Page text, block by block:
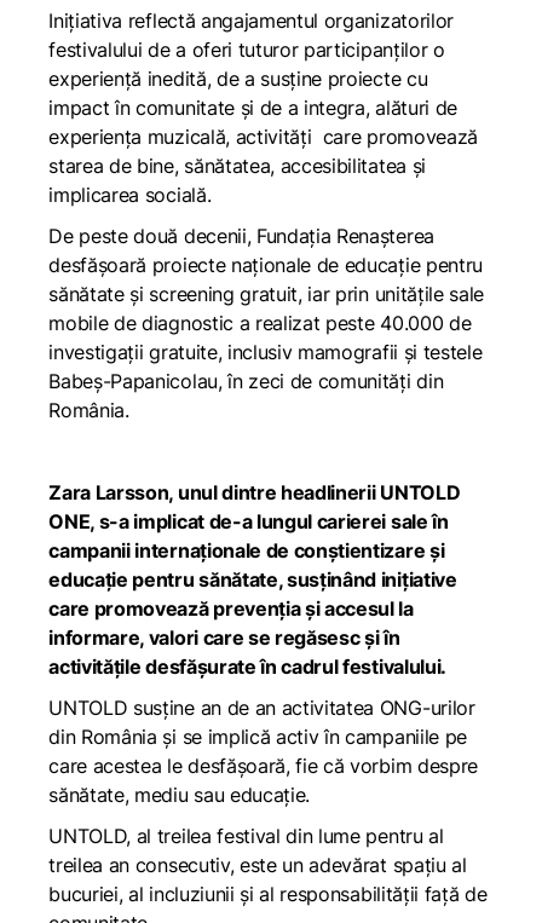
Inițiativa reflectă angajamentul organizatorilor
festivalului de a oferi tuturor participanților o
experiență inedită, de a susține proiecte cu
impact în comunitate și de a integra, alături de
experiența muzicală, activități care promovează
starea de bine, sănătatea, accesibilitatea și
implicarea socială.
De peste două decenii, Fundația Renașterea
desfășoară proiecte naționale de educație pentru
sănătate și screening gratuit, iar prin unitățile sale
mobile de diagnostic a realizat peste 40.000 de
investigații gratuite, inclusiv mamografii și testele
Babeș-Papanicolau, în zeci de comunități din
România.
Zara Larsson, unul dintre headlinerii UNTOLD
ONE, s-a implicat de-a lungul carierei sale în
campanii internaționale de conștientizare și
educație pentru sănătate, susținând inițiative
care promovează prevenția și accesul la
informare, valori care se regăsesc și în
activitățile desfășurate în cadrul festivalului.
UNTOLD susține an de an activitatea ONG-urilor
din România și se implică activ în campaniile pe
care acestea le desfășoară, fie că vorbim despre
sănătate, mediu sau educație.
UNTOLD, al treilea festival din lume pentru al
treilea an consecutiv, este un adevărat spațiu al
bucuriei, al incluziunii și al responsabilității față de